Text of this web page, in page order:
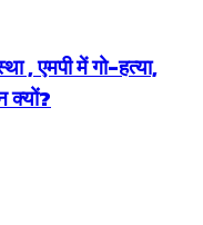
, एमपी में गो-हत्या,
क्यों?